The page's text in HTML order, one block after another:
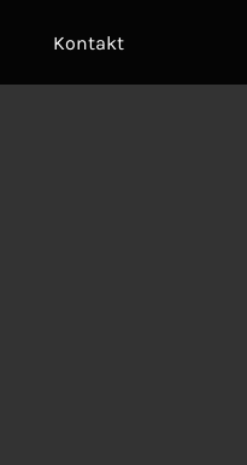
Kontakt